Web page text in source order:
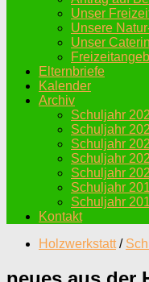
Unser
Unsere
Unser
Elternbriefe
Kalender
Archiv
Schuljahr
Schuljahr
Schuljahr
Schuljahr
Schuljahr
Schuljahr
Schuljahr
Kontakt
Holzwerkstatt /